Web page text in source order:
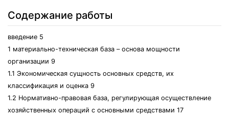
Содержание работы
введение 5
1 материально-техническая база – основа мощности
организации 9
1.1 Экономическая сущность основных средств, их
классификация и оценка 9
1.2 Нормативно-правовая база, регулирующая осуществление
хозяйственных операций с основными средствами 17